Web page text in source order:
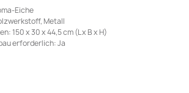
Eiche
Metall
150 x 30 x 44,5 cm (L x B x H)
erforderlich: Ja